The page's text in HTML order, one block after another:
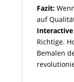
Fazit:
auf
Interactive
Richtige.
Bemalen